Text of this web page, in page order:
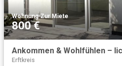
Wohnung·Zur Miete
800 €
Erftkreis